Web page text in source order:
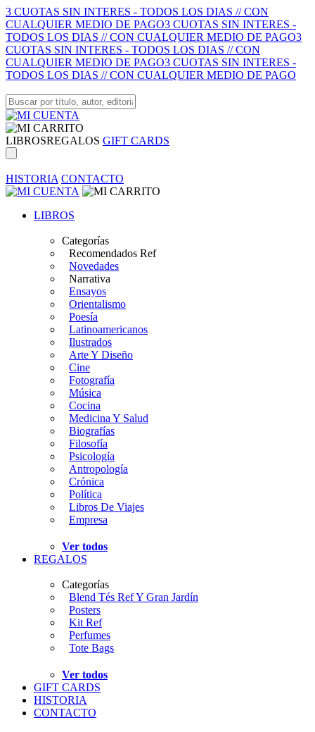
3 CUOTAS SIN INTERES - TODOS LOS DIAS // CON
CUALQUIER MEDIO DE PAGO3 CUOTAS SIN INTERES -
TODOS LOS DIAS // CON CUALQUIER MEDIO DE PAGO3
CUOTAS SIN INTERES - TODOS LOS DIAS // CON
CUALQUIER MEDIO DE PAGO3 CUOTAS SIN INTERES -
TODOS LOS DIAS // CON CUALQUIER MEDIO DE PAGO
LIBROSREGALOS GIFT CARDS
HISTORIA CONTACTO
LIBROS
Categorías
Recomendados Ref
Novedades
Narrativa
Ensayos
Orientalismo
Poesía
Latinoamericanos
Ilustrados
Arte Y Diseño
Cine
Fotografía
Música
Cocina
Medicina Y Salud
Biografías
Filosofía
Psicología
Antropología
Crónica
Política
Libros De Viajes
Empresa
Ver todos
REGALOS
Categorías
Blend Tés Ref Y Gran Jardín
Posters
Kit Ref
Perfumes
Tote Bags
Ver todos
GIFT CARDS
HISTORIA
CONTACTO